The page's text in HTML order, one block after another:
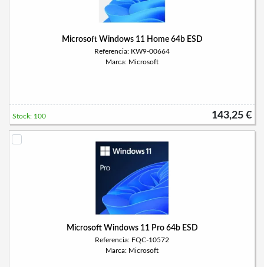
Microsoft Windows 11 Home 64b ESD
Referencia: KW9-00664
Marca: Microsoft
143,25 €
Stock: 100
Microsoft Windows 11 Pro 64b ESD
Referencia: FQC-10572
Marca: Microsoft